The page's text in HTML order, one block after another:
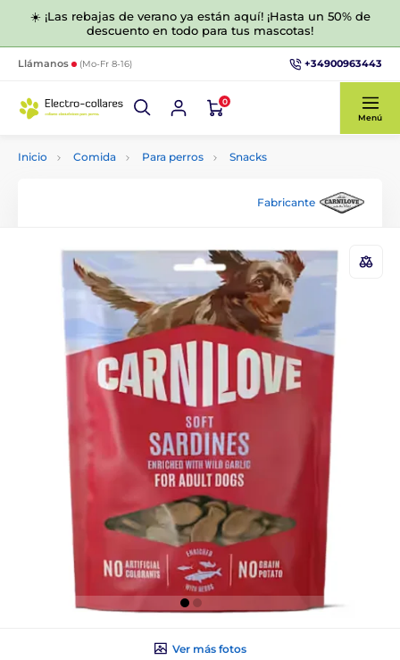
☀️ ¡Las rebajas de verano ya están aquí! ¡Hasta un 50% de
descuento en todo para tus mascotas!
Llámanos (Mo-Fr 8-16) +34900963443
0
Menú
Inicio Comida Para perros Snacks
Fabricante
Ver más fotos